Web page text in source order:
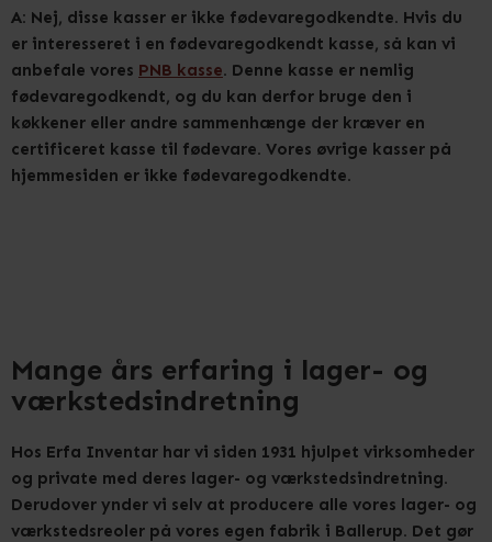
A: Nej, disse kasser er ikke fødevaregodkendte. Hvis du
er interesseret i en fødevaregodkendt kasse, så kan vi
anbefale vores PNB kasse. Denne kasse er nemlig
fødevaregodkendt, og du kan derfor bruge den i
køkkener eller andre sammenhænge der kræver en
certificeret kasse til fødevare. Vores øvrige kasser på
hjemmesiden er ikke fødevaregodkendte.
Mange års erfaring i lager- og
værkstedsindretning
Hos Erfa Inventar har vi siden 1931 hjulpet virksomheder
og private med deres lager- og værkstedsindretning.
Derudover ynder vi selv at producere alle vores lager- og
værkstedsreoler på vores egen fabrik i Ballerup. Det gør